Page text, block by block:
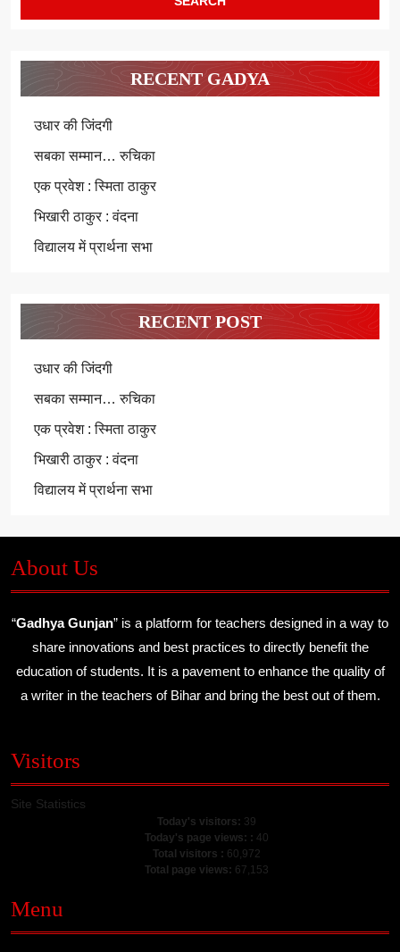
RECENT GADYA
उधार की जिंदगी
सबका सम्मान… रुचिका
एक प्रवेश : स्मिता ठाकुर
भिखारी ठाकुर : वंदना
विद्यालय में प्रार्थना सभा
RECENT POST
उधार की जिंदगी
सबका सम्मान… रुचिका
एक प्रवेश : स्मिता ठाकुर
भिखारी ठाकुर : वंदना
विद्यालय में प्रार्थना सभा
About Us
“Gadhya Gunjan” is a platform for teachers designed in a way to
share innovations and best practices to directly benefit the
education of students. It is a pavement to enhance the quality of
a writer in the teachers of Bihar and bring the best out of them.
Visitors
Site Statistics
Today's visitors: 39
Today's page views: : 40
Total visitors : 60,972
Total page views: 67,153
Menu